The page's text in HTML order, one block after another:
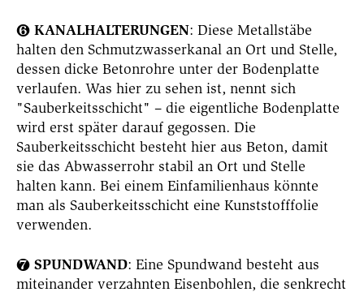
❻ KANALHALTERUNGEN: Diese Metallstäbe
halten den Schmutzwasserkanal an Ort und Stelle,
dessen dicke Betonrohre unter der Bodenplatte
verlaufen. Was hier zu sehen ist, nennt sich
"Sauberkeitsschicht" – die eigentliche Bodenplatte
wird erst später darauf gegossen. Die
Sauberkeitsschicht besteht hier aus Beton, damit
sie das Abwasserrohr stabil an Ort und Stelle
halten kann. Bei einem Einfamilienhaus könnte
man als Sauberkeitsschicht eine Kunststofffolie
verwenden.
❼ SPUNDWAND: Eine Spundwand besteht aus
miteinander verzahnten Eisenbohlen, die senkrecht